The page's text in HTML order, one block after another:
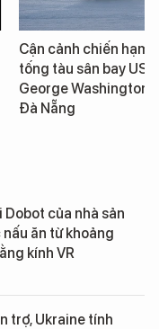
Cận cảnh chiến hạm
tống tàu sân bay USS
George Washington
Đà Nẵng
của nhà sản
ăn từ khoảng
kính VR
trợ, Ukraine tính